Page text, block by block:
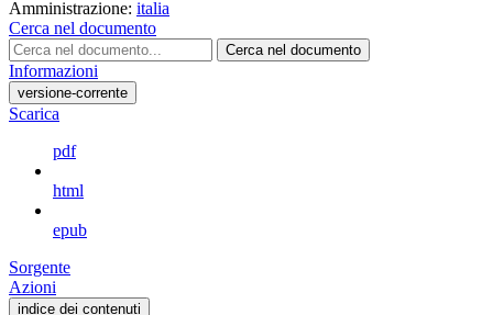
Amministrazione: italia
Cerca nel documento
Cerca nel documento
Informazioni
versione-corrente
Scarica
pdf
html
epub
Sorgente
Azioni
indice dei contenuti